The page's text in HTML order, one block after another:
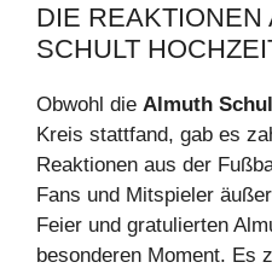
DIE REAKTIONEN
SCHULT
Obwohl die Almuth
Kreis stattfand, gab es
Reaktionen aus der
Fans und Mitspieler
Feier und gratulierten
besonderen Moment. Es